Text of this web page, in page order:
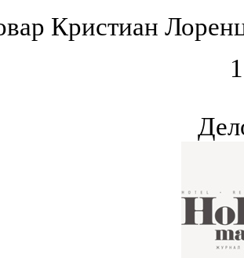
Кристиан